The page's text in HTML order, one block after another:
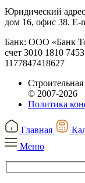
Юридический
дом 16, офис 38. E-
Банк: ООО «Банк
счет 3010 1810
1177847418627
© 2007-2026
Политика
Главная
Меню